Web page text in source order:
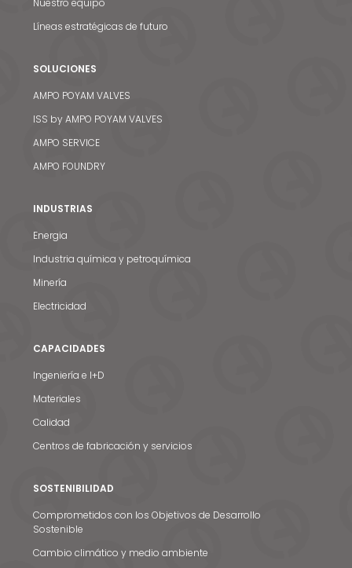
Líneas estratégicas de futuro
SOLUCIONES
AMPO POYAM VALVES
ISS by AMPO POYAM VALVES
AMPO SERVICE
AMPO FOUNDRY
INDUSTRIAS
Energia
Industria química y petroquímica
Minería
Electricidad
CAPACIDADES
Ingeniería e I+D
Materiales
Calidad
Centros de fabricación y servicios
SOSTENIBILIDAD
Comprometidos con los Objetivos de Desarrollo
Sostenible
Cambio climático y medio ambiente